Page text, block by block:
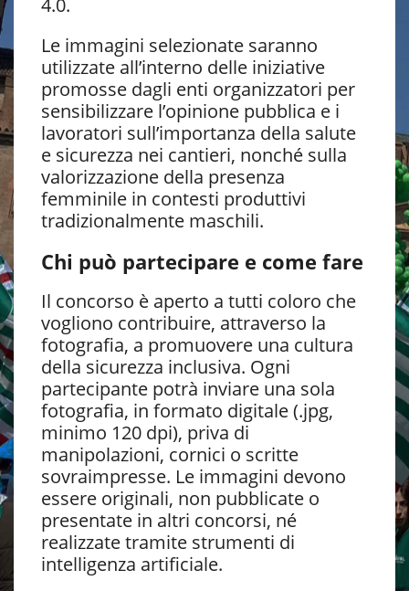
4.0.
Le immagini selezionate saranno
utilizzate all’interno delle iniziative
promosse dagli enti organizzatori per
sensibilizzare l’opinione pubblica e i
lavoratori sull’importanza della salute
e sicurezza nei cantieri, nonché sulla
valorizzazione della presenza
femminile in contesti produttivi
tradizionalmente maschili.
Chi può partecipare e come fare
Il concorso è aperto a tutti coloro che
vogliono contribuire, attraverso la
fotografia, a promuovere una cultura
della sicurezza inclusiva. Ogni
partecipante potrà inviare una sola
fotografia, in formato digitale (.jpg,
minimo 120 dpi), priva di
manipolazioni, cornici o scritte
sovraimpresse. Le immagini devono
essere originali, non pubblicate o
presentate in altri concorsi, né
realizzate tramite strumenti di
intelligenza artificiale.